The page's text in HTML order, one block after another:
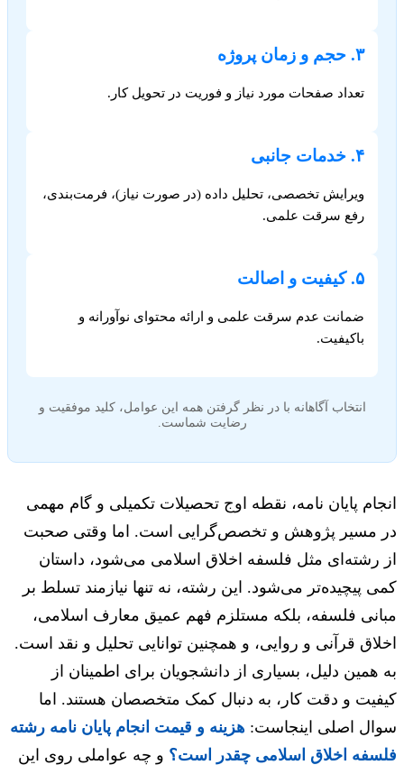
۳. حجم و زمان پروژه
تعداد صفحات مورد نیاز و فوریت در تحویل کار.
۴. خدمات جانبی
ویرایش تخصصی، تحلیل داده (در صورت نیاز)، فرمت‌بندی،
رفع سرقت علمی.
۵. کیفیت و اصالت
ضمانت عدم سرقت علمی و ارائه محتوای نوآورانه و
باکیفیت.
انتخاب آگاهانه با در نظر گرفتن همه این عوامل، کلید موفقیت و
رضایت شماست.
انجام پایان نامه، نقطه اوج تحصیلات تکمیلی و گام مهمی
در مسیر پژوهش و تخصص‌گرایی است. اما وقتی صحبت
از رشته‌ای مثل فلسفه اخلاق اسلامی می‌شود، داستان
کمی پیچیده‌تر می‌شود. این رشته، نه تنها نیازمند تسلط بر
مبانی فلسفه، بلکه مستلزم فهم عمیق معارف اسلامی،
اخلاق قرآنی و روایی، و همچنین توانایی تحلیل و نقد است.
به همین دلیل، بسیاری از دانشجویان برای اطمینان از
کیفیت و دقت کار، به دنبال کمک متخصصان هستند. اما
سوال اصلی اینجاست: هزینه و قیمت انجام پایان نامه رشته
فلسفه اخلاق اسلامی چقدر است؟ و چه عواملی روی این